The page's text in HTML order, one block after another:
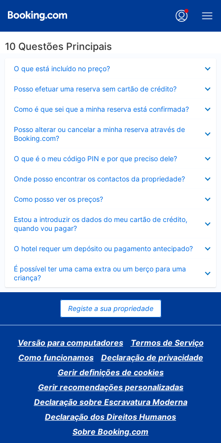
10 Questões Principais
O que está incluído no preço?
fechado
Posso efetuar uma reserva sem cartão de crédito?
fechado
Como é que sei que a minha reserva está confirmada?
fechado
Posso alterar ou cancelar a minha reserva através de
Booking.com?
fechado
O que é o meu código PIN e por que preciso dele?
fechado
Onde posso encontrar os contactos da propriedade?
fechado
Como posso ver os preços?
fechado
Estou a introduzir os dados do meu cartão de crédito,
quando vou pagar?
fechado
O hotel requer um depósito ou pagamento antecipado?
fechado
É possível ter uma cama extra ou um berço para uma
criança?
Elemento
fechado
Registe a sua propriedade
Versão para computadores
Termos de Serviço
Como funcionamos
Declaração de privacidade
Gerir definições de cookies
Gerir recomendações personalizadas
Declaração sobre Escravatura Moderna
Declaração dos Direitos Humanos
Sobre Booking.com